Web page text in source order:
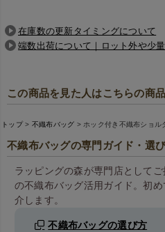
在庫数の更新タイミングについて
端数出荷について｜ロット外や少
この商品を見た人はこちらの商
トップ 不織布バッグ ホック付き不織布ショ
不織布バッグの専門ガイド・選
ラッピングの森が専門店として
の不織布バッグ活用ガイド。初
介します。
不織布バッグの選び方